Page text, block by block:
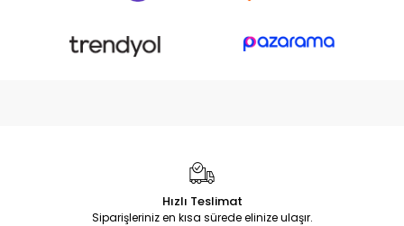
Hızlı Teslimat
Siparişleriniz en kısa sürede elinize ulaşır.